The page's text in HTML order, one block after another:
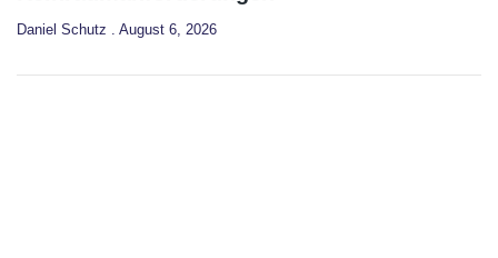
Daniel Schutz August 6, 2026